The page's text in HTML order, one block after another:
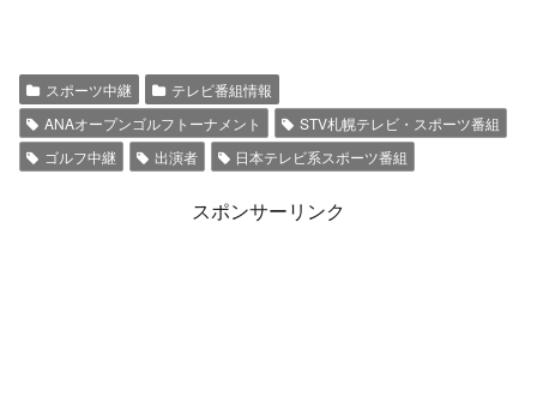
スポーツ中継
テレビ番組情報
ANAオープンゴルフトーナメント
STV札幌テレビ・スポーツ番組
ゴルフ中継
出演者 日本テレビ系スポーツ番組
スポンサーリンク